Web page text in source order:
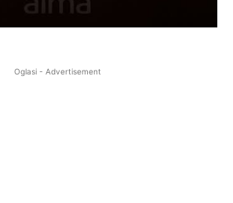
Oglasi - Advertisement